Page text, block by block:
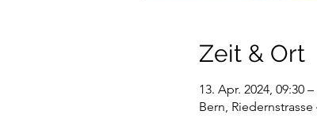
Zeit & Ort
13. Apr. 2024, 09:30 –
Bern,